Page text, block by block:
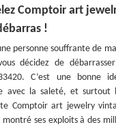
Comptoir art
!
personne souffrante de
décidez de
C’est une bonne
avec la saleté, et surtout
Comptoir art jewelry
ses exploits à des